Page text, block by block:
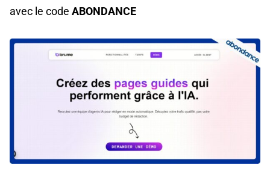
avec le code ABONDANCE